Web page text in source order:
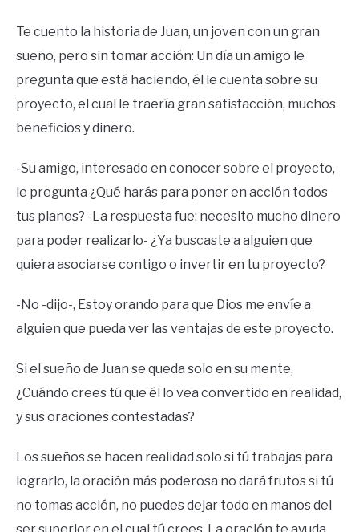
Te cuento la historia de Juan, un joven con un gran
sueño, pero sin tomar acción: Un día un amigo le
pregunta que está haciendo, él le cuenta sobre su
proyecto, el cual le traería gran satisfacción, muchos
beneficios y dinero.
-Su amigo, interesado en conocer sobre el proyecto,
le pregunta ¿Qué harás para poner en acción todos
tus planes? -La respuesta fue: necesito mucho dinero
para poder realizarlo- ¿Ya buscaste a alguien que
quiera asociarse contigo o invertir en tu proyecto?
-No -dijo-, Estoy orando para que Dios me envíe a
alguien que pueda ver las ventajas de este proyecto.
Si el sueño de Juan se queda solo en su mente,
¿Cuándo crees tú que él lo vea convertido en realidad,
y sus oraciones contestadas?
Los sueños se hacen realidad solo si tú trabajas para
lograrlo, la oración más poderosa no dará frutos si tú
no tomas acción, no puedes dejar todo en manos del
ser superior en el cual tú crees. La oración te ayuda